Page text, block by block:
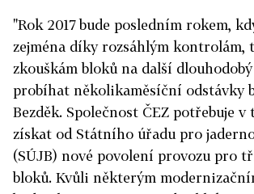
"Rok 2017 bude posledním rokem,
zejména díky rozsáhlým kontrolám,
zkouškám bloků na další
probíhat několikaměsíční odstávky
Bezděk. Společnost ČEZ potřebuje v
získat od Státního úřadu pro
(SÚJB) nové povolení provozu pro
bloků. Kvůli některým